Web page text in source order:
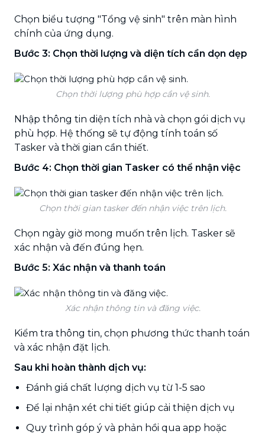
Chọn biểu tượng "Tổng vệ sinh" trên màn hình
chính của ứng dụng.
Bước 3: Chọn thời lượng và diện tích cần dọn dẹp
Chọn thời lượng phù hợp cần vệ sinh.
Nhập thông tin diện tích nhà và chọn gói dịch vụ
phù hợp. Hệ thống sẽ tự động tính toán số
Tasker và thời gian cần thiết.
Bước 4: Chọn thời gian Tasker có thể nhận việc
Chọn thời gian tasker đến nhận việc trên lịch.
Chọn ngày giờ mong muốn trên lịch. Tasker sẽ
xác nhận và đến đúng hẹn.
Bước 5: Xác nhận và thanh toán
Xác nhận thông tin và đăng việc.
Kiểm tra thông tin, chọn phương thức thanh toán
và xác nhận đặt lịch.
Sau khi hoàn thành dịch vụ:
Đánh giá chất lượng dịch vụ từ 1-5 sao
Để lại nhận xét chi tiết giúp cải thiện dịch vụ
Quy trình góp ý và phản hồi qua app hoặc